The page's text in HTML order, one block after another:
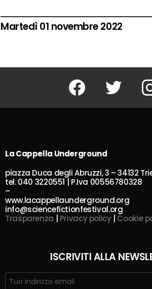
Martedì 01 novembre 2022
Facebook Twitter
La Cappella Underground
piazza Duca degli Abruzzi, 3 – 34132
tel. 040 3220551 | P.Iva 00556780328
–
www.lacappellaunderground.org
info@sciencefictionfestival.org
Trasparenza
Privacy policy| Cookie
ISCRIVITI ALLA